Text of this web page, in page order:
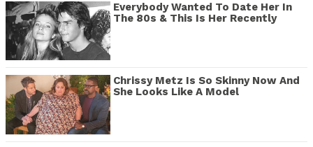
Everybody Wanted To Date Her In
The 80s & This Is Her Recently
Chrissy Metz Is So Skinny Now And
She Looks Like A Model